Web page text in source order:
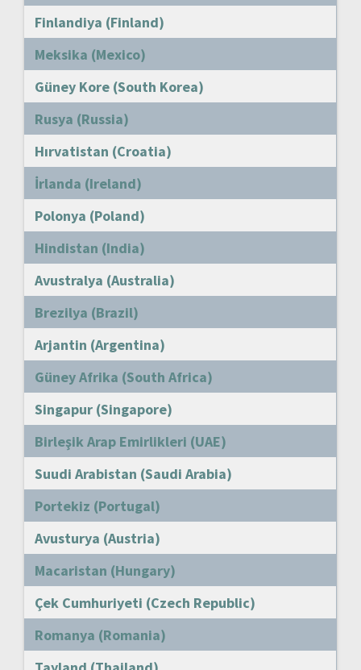
Finlandiya (Finland)
Meksika (Mexico)
Güney Kore (South Korea)
Rusya (Russia)
Hırvatistan (Croatia)
İrlanda (Ireland)
Polonya (Poland)
Hindistan (India)
Avustralya (Australia)
Brezilya (Brazil)
Arjantin (Argentina)
Güney Afrika (South Africa)
Singapur (Singapore)
Birleşik Arap Emirlikleri (UAE)
Suudi Arabistan (Saudi Arabia)
Portekiz (Portugal)
Avusturya (Austria)
Macaristan (Hungary)
Çek Cumhuriyeti (Czech Republic)
Romanya (Romania)